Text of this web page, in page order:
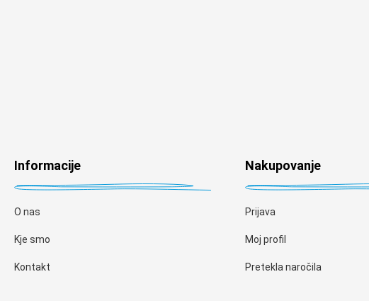
Informacije
O nas
Kje smo
Kontakt
Nakupovanje
Prijava
Moj profil
Pretekla naročila